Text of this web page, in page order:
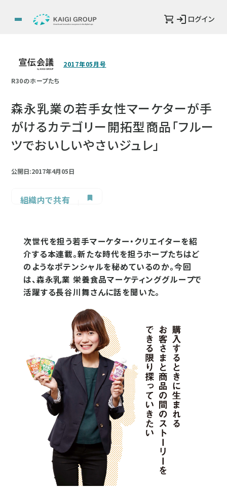
ログイン
2017年05月号
R30のホープたち
森永乳業の若手女性マーケターが手
がけるカテゴリー開拓型商品「フルー
ツでおいしいやさいジュレ」
公開日:2017年4月05日
組織内で共有
次世代を担う若手マーケター・クリエイターを紹
介する本連載。新たな時代を担うホープたちはど
のようなポテンシャルを秘めているのか。今回
は、森永乳業 栄養食品マーケティンググループで
活躍する長谷川舞さんに話を聞いた。